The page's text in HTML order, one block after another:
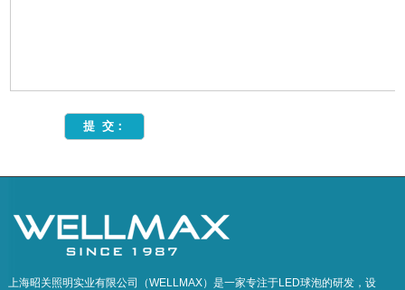
上海昭关照明实业有限公司（WELLMAX）是一家专注于LED球泡的研发，设